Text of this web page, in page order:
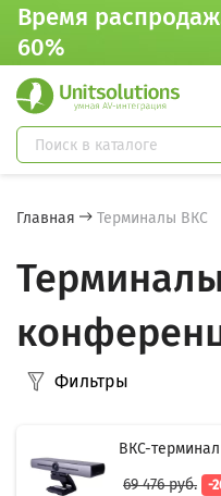
Время
60%
Главная Терминалы ВКС
Фильтры
ВКС-
69 476 руб.
-